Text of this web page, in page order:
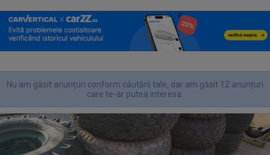
Nu am găsit anunțuri conform căutării tale, dar am găsit 12 anunțuri
care te-ar putea interesa.